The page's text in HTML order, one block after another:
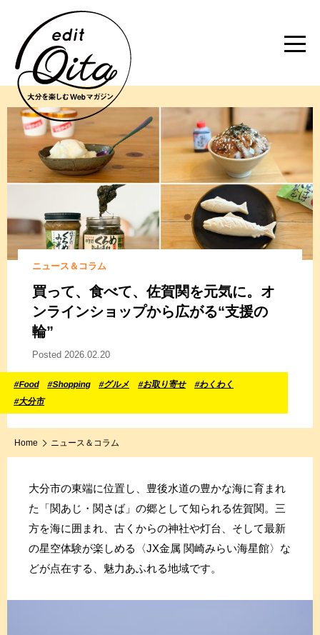
ニュース＆コラム
買って、食べて、佐賀関を元気に。オ
ンラインショップから広がる“支援の
輪”
Posted 2026.02.20
#Food #Shopping #グルメ #お取り寄せ
#わくわく
#大分市
Home ニュース＆コラム
大分市の東端に位置し、豊後水道の豊かな海に育まれ
た「関あじ・関さば」の郷として知られる佐賀関。三
方を海に囲まれ、古くからの神社や灯台、そして最新
の星空体験が楽しめる〈JX金属 関崎みらい海星館〉な
どが点在する、魅力あふれる地域です。